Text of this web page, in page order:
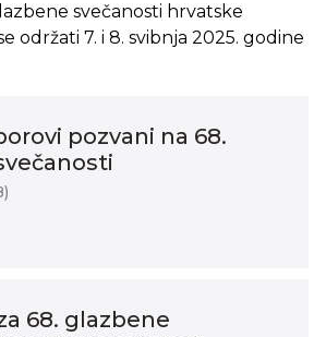
svečanosti hrvatske
održati 7. i 8. svibnja 2025. godine
pozvani na 68.
68. glazbene